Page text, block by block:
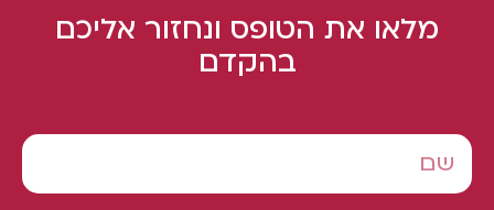
מלאו את הטופס ונחזור אליכם
בהקדם